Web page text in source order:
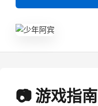
📷 游戏指南